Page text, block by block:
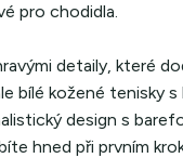
pro chodidla.
detaily, které
bílé kožené tenisky s
design s
hned při prvním